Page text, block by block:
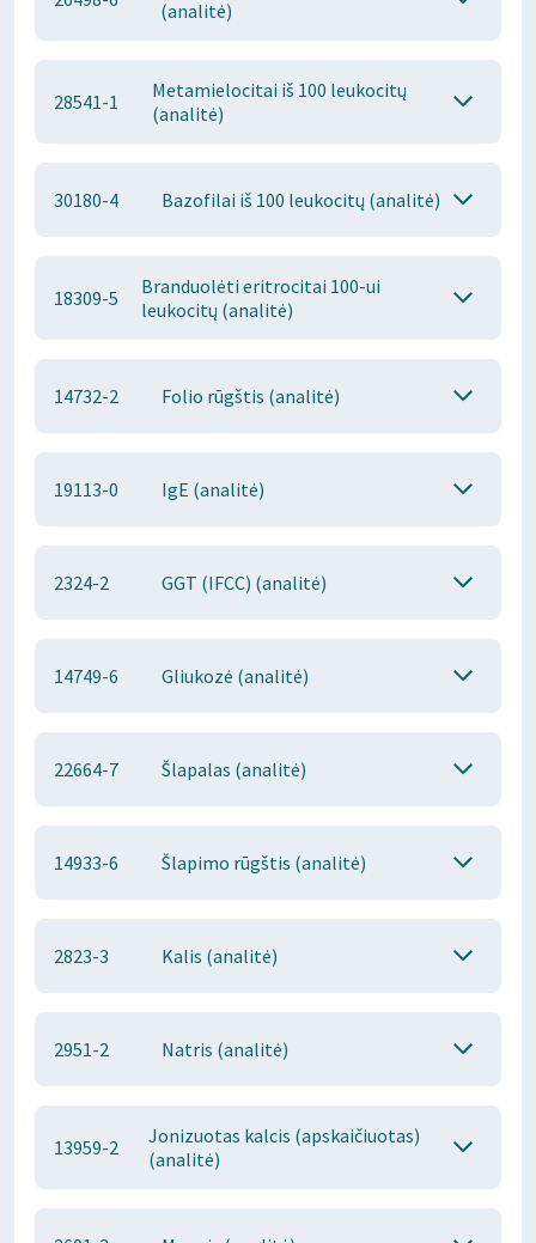
(analitė)
28541-1
Metamielocitai iš 100 leukocitų
(analitė)
30180-4 Bazofilai iš 100 leukocitų (analitė)
18309-5
Branduolėti eritrocitai 100-ui
leukocitų (analitė)
14732-2 Folio rūgštis (analitė)
19113-0 IgE (analitė)
2324-2 GGT (IFCC) (analitė)
14749-6 Gliukozė (analitė)
22664-7 Šlapalas (analitė)
14933-6 Šlapimo rūgštis (analitė)
2823-3 Kalis (analitė)
2951-2 Natris (analitė)
13959-2
Jonizuotas kalcis (apskaičiuotas)
(analitė)